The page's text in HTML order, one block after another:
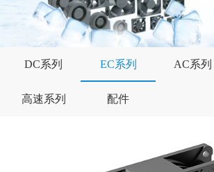
DC系列 EC系列 AC系列
高速系列 配件